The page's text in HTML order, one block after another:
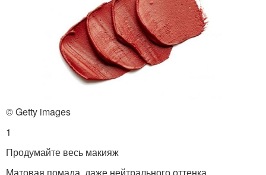
© Getty images
1
Продумайте весь макияж